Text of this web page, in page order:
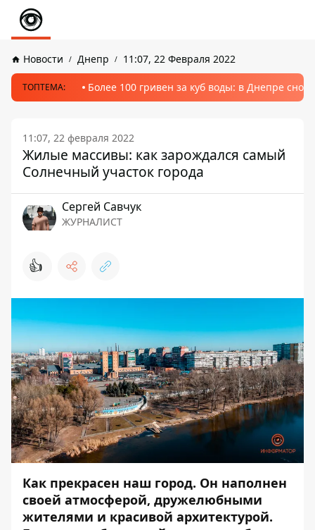
Новости Днепр 11:07, 22 Февраля 2022
ТОПТЕМА: Более 100 гривен за куб воды: в Днепре
11:07, 22 февраля 2022
Жилые массивы: как зарождался самый
Солнечный участок города
Сергей Савчук
ЖУРНАЛИСТ
👍
Как прекрасен наш город. Он наполнен
своей атмосферой, дружелюбными
жителями и красивой архитектурой.